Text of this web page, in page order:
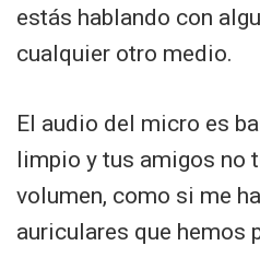
estás hablando con
cualquier otro medio.
El audio del micro es
limpio y tus amigos no
volumen, como si me
auriculares que hemos